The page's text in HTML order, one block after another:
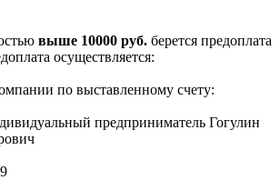
выше 10000 руб. берется предоплата
осуществляется:
по выставленному счету:
предприниматель Гогулин